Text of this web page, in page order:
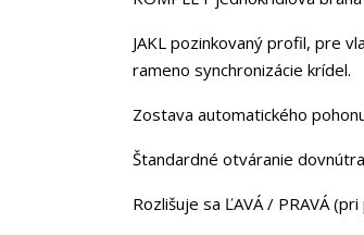
JAKL pozinkovaný profil, pre
rameno synchronizácie krídel.
Zostava automatického
Štandardné otváranie
Rozlišuje sa ĽAVÁ / PRAVÁ